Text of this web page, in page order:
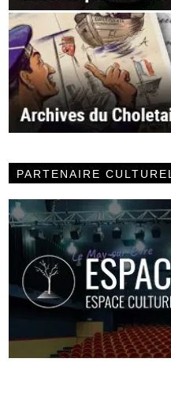
PARTENAIRE CULTUREL